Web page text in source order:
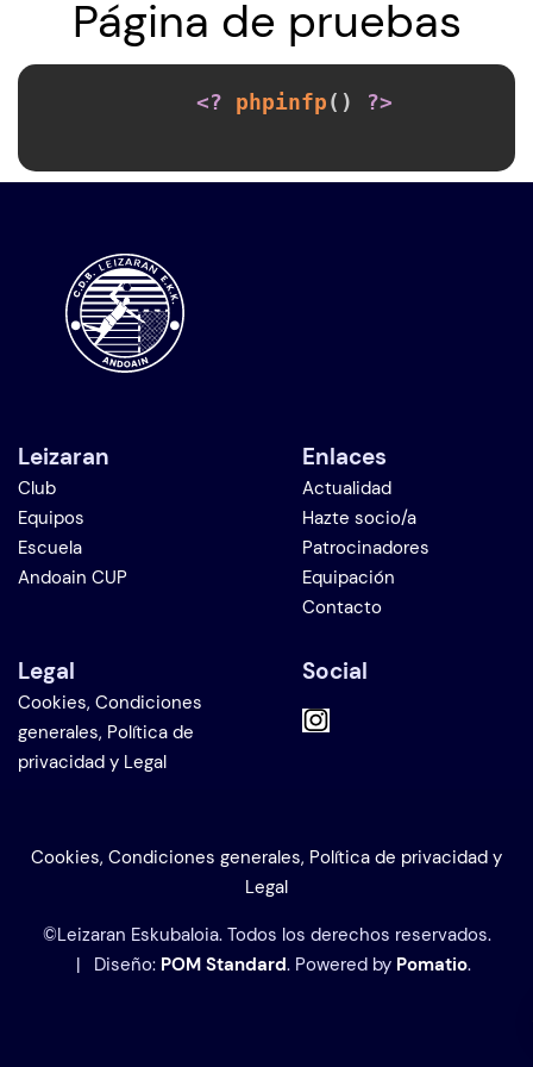
Página de pruebas
<? phpinfp( ) ?>
Leizaran
Club
Equipos
Escuela
Andoain CUP
Enlaces
Actualidad
Hazte socio/a
Patrocinadores
Equipación
Contacto
Legal
Cookies, Condiciones
generales, Política de
privacidad y Legal
Social
Cookies, Condiciones generales, Política de privacidad y
Legal
©Leizaran Eskubaloia. Todos los derechos reservados.
| Diseño: POM Standard. Powered by Pomatio.